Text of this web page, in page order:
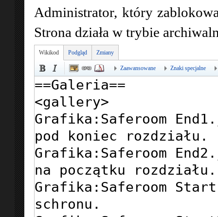
Administrator, który
Strona działa w trybie
Wikikod Podgląd Zmiany
Zaawansowane Znaki specjalne